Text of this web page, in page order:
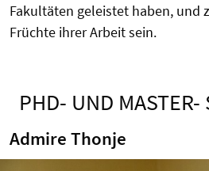
Fakultäten geleistet haben, und
Früchte ihrer Arbeit sein.
PHD- UND MASTER-
Admire Thonje